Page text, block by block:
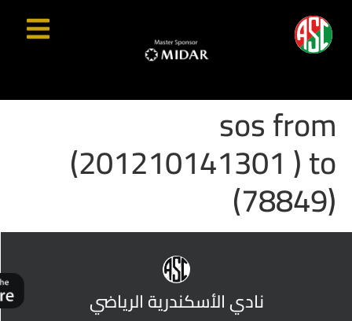
sos from
(201210141301 ) to
(78849)
نادي الأسكندرية الرياضي